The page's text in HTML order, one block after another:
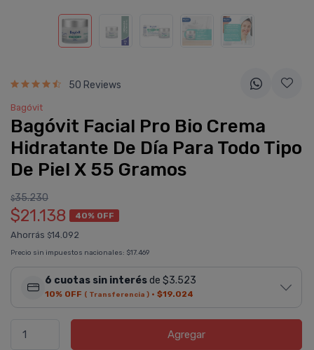
50 Reviews
Bagóvit
Bagóvit Facial Pro Bio Crema
Hidratante De Dí­a Para Todo Tipo
De Piel X 55 Gramos
$35.230
$21.138 40% OFF
Ahorrás $14.092
Precio sin impuestos nacionales: $17.469
6 cuotas sin interésde $3.523
10% OFF ( Transferencia ) · $19.024
Agregar